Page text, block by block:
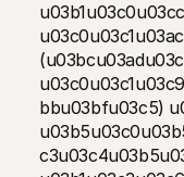
bbu03bfu03c5)